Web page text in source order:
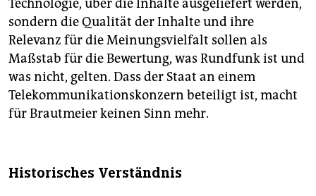
Technologie, über die Inhalte ausgeliefert werden,
sondern die Qualität der Inhalte und ihre
Relevanz für die Meinungsvielfalt sollen als
Maßstab für die Bewertung, was Rundfunk ist und
was nicht, gelten. Dass der Staat an einem
Telekommunikationskonzern beteiligt ist, macht
für Brautmeier keinen Sinn mehr.
Historisches Verständnis